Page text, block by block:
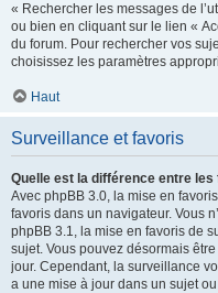
« Rechercher les messages de
ou bien en cliquant sur le lien «
du forum. Pour rechercher vos
choisissez les paramètres
Haut
Surveillance et favoris
Quelle est la différence entre
Avec phpBB 3.0, la mise en
favoris dans un navigateur. Vous
phpBB 3.1, la mise en favoris de
sujet. Vous pouvez désormais
jour. Cependant, la surveillance
a une mise à jour dans un sujet